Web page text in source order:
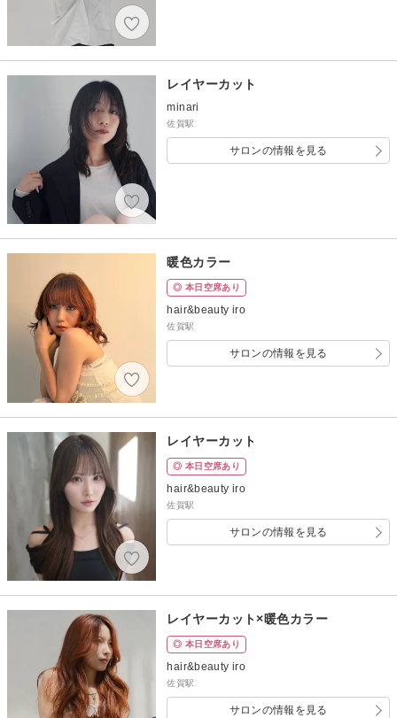
レイヤーカット
minari
佐賀駅
サロンの情報を見る
暖色カラー
◎ 本日空席あり
hair&beauty iro
佐賀駅
サロンの情報を見る
レイヤーカット
◎ 本日空席あり
hair&beauty iro
佐賀駅
サロンの情報を見る
レイヤーカット×暖色カラー
◎ 本日空席あり
hair&beauty iro
佐賀駅
サロンの情報を見る